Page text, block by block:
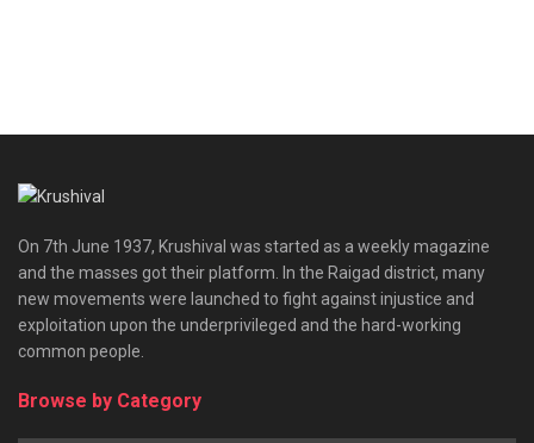
On 7th June 1937, Krushival was started as a weekly magazine
and the masses got their platform. In the Raigad district, many
new movements were launched to fight against injustice and
exploitation upon the underprivileged and the hard-working
common people.
Browse by Category